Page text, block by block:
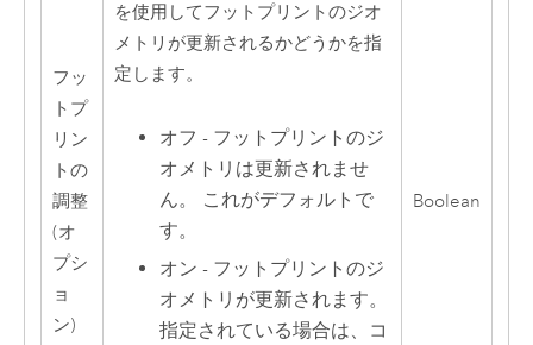
フッ
トプ
リン
トの
調整
(オ
プシ
ョ
ン)
を使用してフットプリントのジオ
メトリが更新されるかどうかを指
定します。
オフ - フットプリントのジ
オメトリは更新されませ
ん。 これがデフォルトで
す。
オン - フットプリントのジ
オメトリが更新されます。
指定されている場合は、コ
Boolean